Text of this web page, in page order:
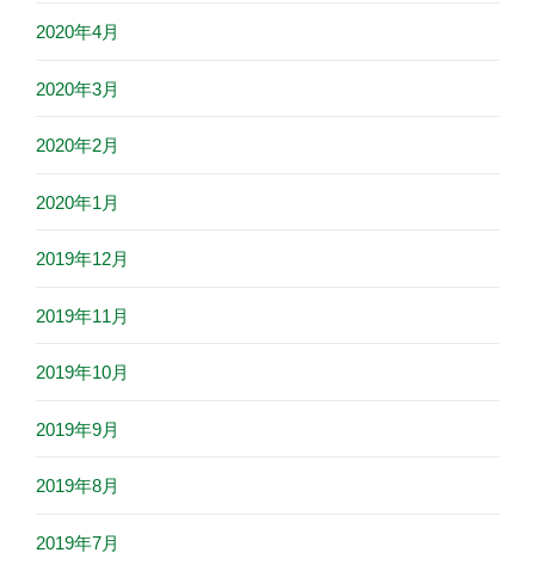
2020年4月
2020年3月
2020年2月
2020年1月
2019年12月
2019年11月
2019年10月
2019年9月
2019年8月
2019年7月